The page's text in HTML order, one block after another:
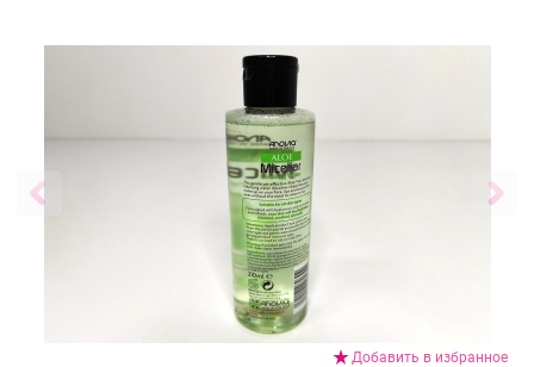
Добавить в избранное